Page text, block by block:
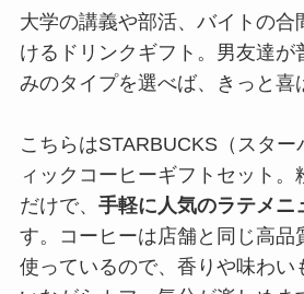
大学の講義や部活、バイトの合
けるドリンクギフト。男友達が
みのタイプを選べば、きっと喜
こちらはSTARBUCKS（スタ
ィックコーヒーギフトセット。
だけで、 手軽に人気のラテメニ
す。コーヒーは店舗と同じ高品
使っているので、香りや味わい